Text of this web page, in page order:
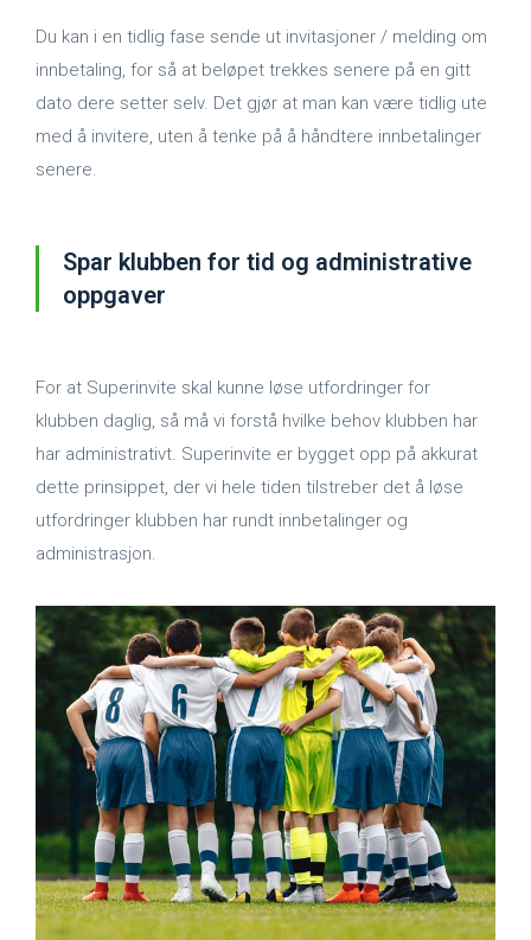
Du kan i en tidlig fase sende ut invitasjoner / melding om
innbetaling, for så at beløpet trekkes senere på en gitt
dato dere setter selv. Det gjør at man kan være tidlig ute
med å invitere, uten å tenke på å håndtere innbetalinger
senere.
Spar klubben for tid og administrative
oppgaver
For at Superinvite skal kunne løse utfordringer for
klubben daglig, så må vi forstå hvilke behov klubben har
har administrativt. Superinvite er bygget opp på akkurat
dette prinsippet, der vi hele tiden tilstreber det å løse
utfordringer klubben har rundt innbetalinger og
administrasjon.